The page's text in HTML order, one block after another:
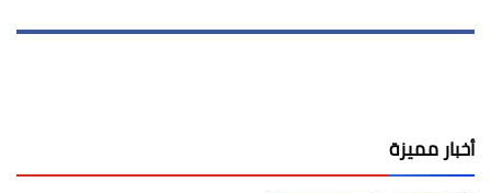
أخبار مميزة